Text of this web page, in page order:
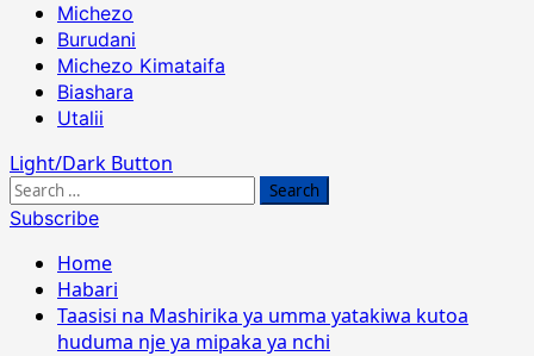
Michezo
Burudani
Michezo Kimataifa
Biashara
Utalii
Light/Dark Button
Search
for:
Subscribe
Home
Habari
Taasisi na Mashirika ya umma yatakiwa kutoa
huduma nje ya mipaka ya nchi